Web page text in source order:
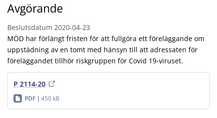
Avgörande
Beslutsdatum 2020-04-23
MÖD har förlängt fristen för att fullgöra ett föreläggande om
uppstädning av en tomt med hänsyn till att adressaten för
föreläggandet tillhör riskgruppen för Covid 19-viruset.
P 2114-20
PDF 450 kB